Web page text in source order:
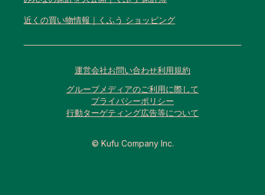
近くの買い物情報｜くふう ショッピング
運営会社お問い合わせ利用規約
グループメディアのご利用に際して
プライバシーポリシー
行動ターゲティング広告等について
© Kufu Company Inc.